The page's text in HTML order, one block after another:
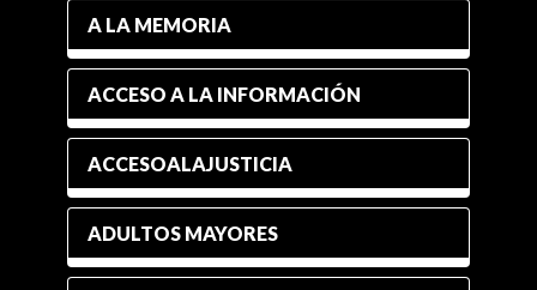
A LA MEMORIA
ACCESO A LA INFORMACIÓN
ACCESOALAJUSTICIA
ADULTOS MAYORES